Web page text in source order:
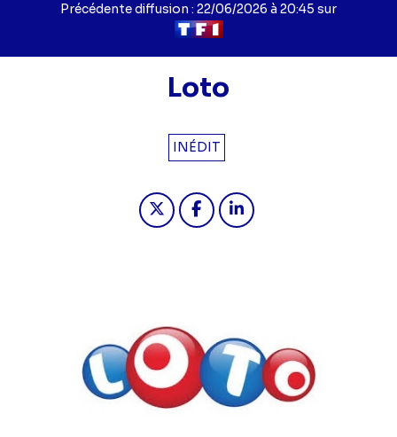
Précédente diffusion : 22/06/2026 à 20:45 sur
Loto
INÉDIT
Partager "Loto - Loto" sur twitter
Partager "Loto - Loto" sur